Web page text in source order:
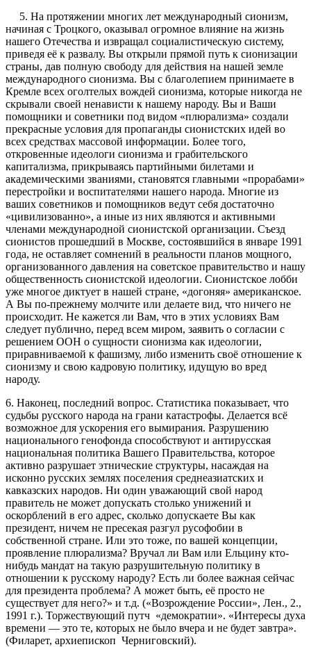
5. На протяжении многих лет международный сионизм,
начиная с Троцкого, оказывал огромное влияние на жизнь
нашего Отечества и извращал социалистическую систему,
приведя её к развалу. Вы открыли прямой путь к сионизации
страны, дав полную свободу для действия на нашей земле
международного сионизма. Вы с благолепием принимаете в
Кремле всех оголтелых вождей сионизма, которые никогда не
скрывали своей ненависти к нашему народу. Вы и Ваши
помощники и советники под видом «плюрализма» создали
прекрасные условия для пропаганды сионистских идей во
всех средствах массовой информации. Более того,
откровенные идеологи сионизма и грабительского
капитализма, прикрываясь партийными билетами и
академическими званиями, становятся главными «прорабами»
перестройки и воспитателями нашего народа. Многие из
ваших советников и помощников ведут себя достаточно
«цивилизованно», а иные из них являются и активными
членами международной сионистской организации. Съезд
сионистов прошедший в Москве, состоявшийся в январе 1991
года, не оставляет сомнений в реальности планов мощного,
организованного давления на советское правительство и нашу
общественность сионистской идеологии. Сионистское лобби
уже многое диктует в нашей стране, «догоняя» американское.
А Вы по-прежнему молчите или делаете вид, что ничего не
происходит. Не кажется ли Вам, что в этих условиях Вам
следует публично, перед всем миром, заявить о согласии с
решением ООН о сущности сионизма как идеологии,
приравниваемой к фашизму, либо изменить своё отношение к
сионизму и свою кадровую политику, идущую во вред
народу.
6. Наконец, последний вопрос. Статистика показывает, что
судьбы русского народа на грани катастрофы. Делается всё
возможное для ускорения его вымирания. Разрушению
национального генофонда способствуют и антирусская
национальная политика Вашего Правительства, которое
активно разрушает этнические структуры, насаждая на
исконно русских землях поселения среднеазиатских и
кавказских народов. Ни один уважающий свой народ
правитель не может допускать столько унижений и
оскорблений в его адрес, сколько допускаете Вы как
президент, ничем не пресекая разгул русофобии в
собственной стране. Или это тоже, по вашей концепции,
проявление плюрализма? Вручал ли Вам или Ельцину кто-
нибудь мандат на такую разрушительную политику в
отношении к русскому народу? Есть ли более важная сейчас
для президента проблема? А может быть, её просто не
существует для него?» и т.д. («Возрождение России», Лен., 2.,
1991 г.). Торжествующий путч «демократии». «Интересы духа
времени — это те, которых не было вчера и не будет завтра».
(Филарет, архиепископ Черниговский).